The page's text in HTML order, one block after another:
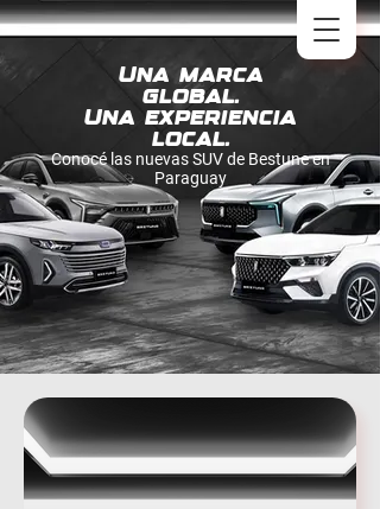
Una marca
global.
Una experiencia
local.
Conocé las nuevas SUV de Bestune en
Paraguay